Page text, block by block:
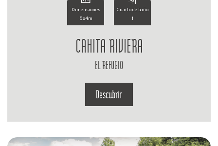
Dimensiones
5x4m
Cuarto de baño
1
CAHITA RIVIERA
EL REFUGIO
Descubrir